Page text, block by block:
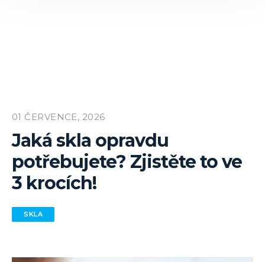
01 ČERVENCE, 2026
Jaká skla opravdu
potřebujete? Zjistěte to ve
3 krocích!
SKLA